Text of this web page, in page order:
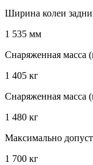
Ширина колеи
1 535 мм
Снаряженная масса
1 405 кг
Снаряженная масса
1 480 кг
Максимально
1 700 кг